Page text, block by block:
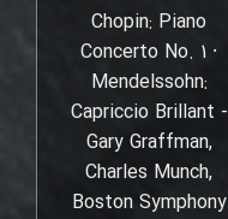
Chopin: Piano
Concerto No. 1 ⸱
Mendelssohn:
Capriccio Brillant -
Gary Graffman,
Charles Munch,
Boston Symphony